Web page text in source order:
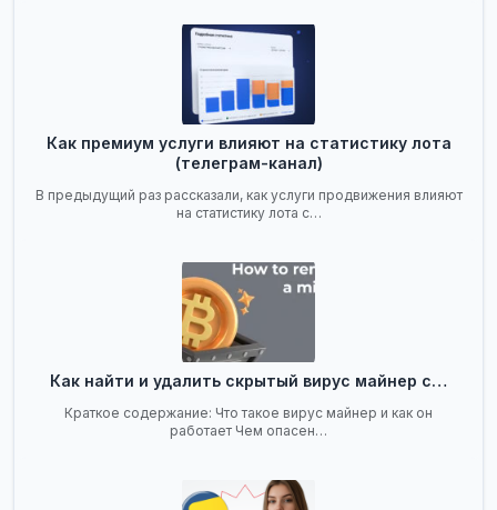
Как премиум услуги влияют на статистику лота
(телеграм-канал)
В предыдущий раз рассказали, как услуги продвижения влияют
на статистику лота с…
Как найти и удалить скрытый вирус майнер с…
Краткое содержание: Что такое вирус майнер и как он
работает Чем опасен…